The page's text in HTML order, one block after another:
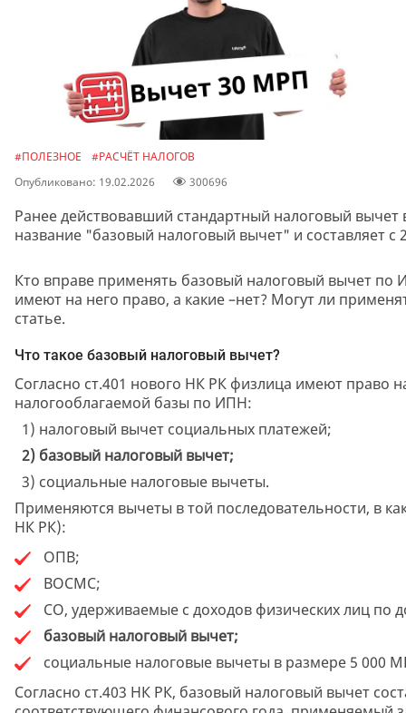
#ПОЛЕЗНОЕ
#РАСЧЁТ НАЛОГОВ
Опубликовано: 19.02.2026
300696
Ранее действовавший стандартный налоговый
название "базовый налоговый вычет" и составляет с
Кто вправе применять базовый налоговый вычет
имеют на него право, а какие –нет? Могут ли
статье.
Что такое базовый налоговый вычет?
Согласно ст.401 нового НК РК физлица имеют право
налогооблагаемой базы по ИПН:
1) налоговый вычет социальных платежей;
2) базовый налоговый вычет;
3) социальные налоговые вычеты.
Применяются вычеты в той последовательности, в
НК РК):
ОПВ;
ВОСМС;
СО, удерживаемые с доходов физических лиц по
базовый налоговый вычет;
социальные налоговые вычеты в размере 5 000
Согласно ст.403 НК РК, базовый налоговый вычет